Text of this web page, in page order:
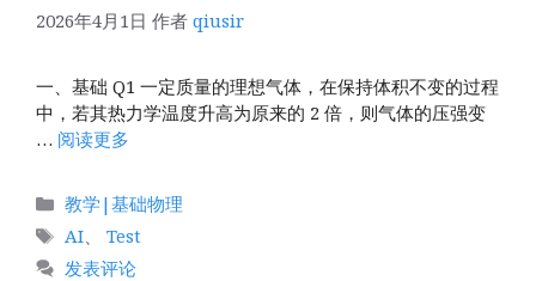
2026年4月1日 作者 qiusir
一、基础 Q1 一定质量的理想气体，在保持体积不变的过程
中，若其热力学温度升高为原来的 2 倍，则气体的压强变
… 阅读更多
分
类
教学|基础物理
标
签
AI
Test
发表评论